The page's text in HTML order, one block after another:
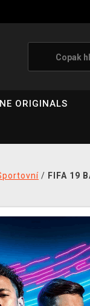
ORIGINALS
/ FIFA 19